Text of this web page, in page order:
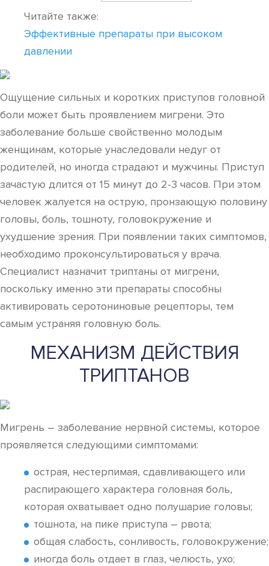
Читайте также:
Эффективные препараты при высоком
давлении
Ощущение сильных и коротких приступов головной
боли может быть проявлением мигрени. Это
заболевание больше свойственно молодым
женщинам, которые унаследовали недуг от
родителей, но иногда страдают и мужчины. Приступ
зачастую длится от 15 минут до 2-3 часов. При этом
человек жалуется на острую, пронзающую половину
головы, боль, тошноту, головокружение и
ухудшение зрения. При появлении таких симптомов,
необходимо проконсультироваться у врача.
Специалист назначит триптаны от мигрени,
поскольку именно эти препараты способны
активировать серотониновые рецепторы, тем
самым устраняя головную боль.
МЕХАНИЗМ ДЕЙСТВИЯ
ТРИПТАНОВ
Мигрень – заболевание нервной системы, которое
проявляется следующими симптомами:
острая, нестерпимая, сдавливающего или
распирающего характера головная боль,
которая охватывает одно полушарие головы;
тошнота, на пике приступа – рвота;
общая слабость, сонливость, головокружение;
иногда боль отдает в глаз, челюсть, ухо;